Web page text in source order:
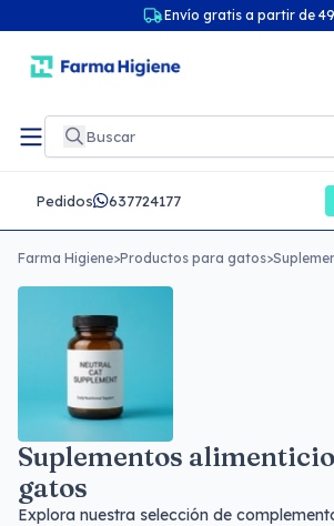
Envío gratis a partir de
Pedidos 637724177
Farma Higiene>Productos para gatos>
Suplementos
gatos
Explora nuestra selección de